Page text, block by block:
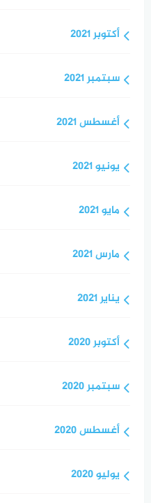
أكتوبر 2021
سبتمبر 2021
أغسطس 2021
يونيو 2021
مايو 2021
مارس 2021
يناير 2021
أكتوبر 2020
سبتمبر 2020
أغسطس 2020
يوليو 2020